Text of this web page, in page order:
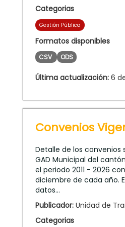
Categorias
Gestión Pública
Formatos disponibles
CSV ODS
Última actualización: 6
Convenios
Detalle de los convenios
GAD Municipal del
el periodo 2011 - 2026
diciembre de cada año.
datos...
Publicador: Unidad de
Categorias